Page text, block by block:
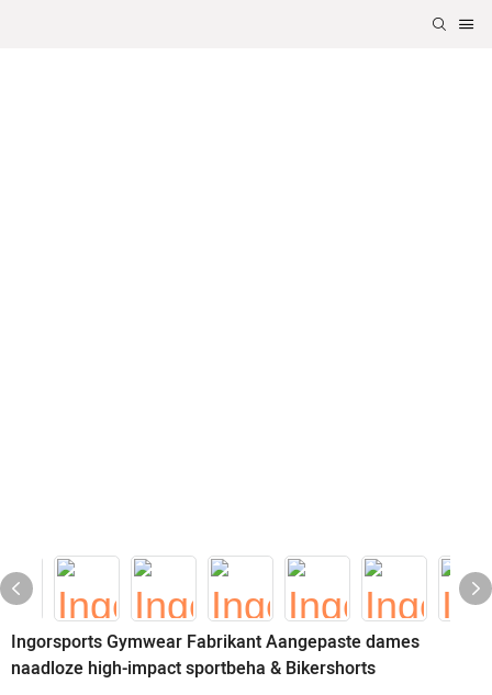
Ingorsports Gymwear Fabrikant Aangepaste dames
naadloze high-impact sportbeha & Bikershorts